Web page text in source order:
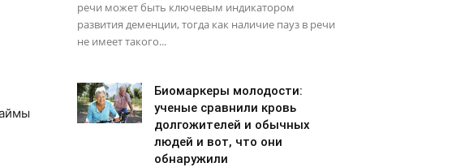
речи может быть ключевым индикатором
развития деменции, тогда как наличие пауз в речи
не имеет такого...
Биомаркеры молодости:
ученые сравнили кровь
долгожителей и обычных
людей и вот, что они
обнаружили